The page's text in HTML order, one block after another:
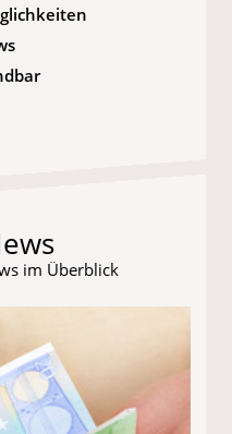
im Überblick